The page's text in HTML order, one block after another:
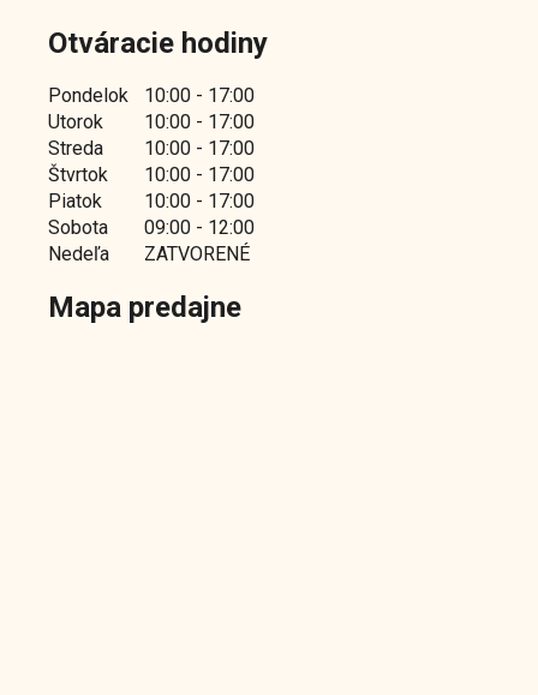
Otváracie hodiny
Pondelok
10:00 - 17:00
Utorok
10:00 - 17:00
Streda
10:00 - 17:00
Štvrtok
10:00 - 17:00
Piatok
10:00 - 17:00
Sobota
09:00 - 12:00
Nedeľa
ZATVORENÉ
Mapa predajne